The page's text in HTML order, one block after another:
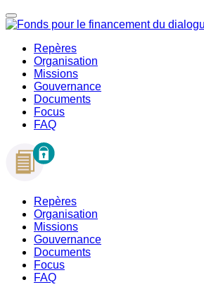
Repères
Organisation
Missions
Gouvernance
Documents
Focus
FAQ
Repères
Organisation
Missions
Gouvernance
Documents
Focus
FAQ